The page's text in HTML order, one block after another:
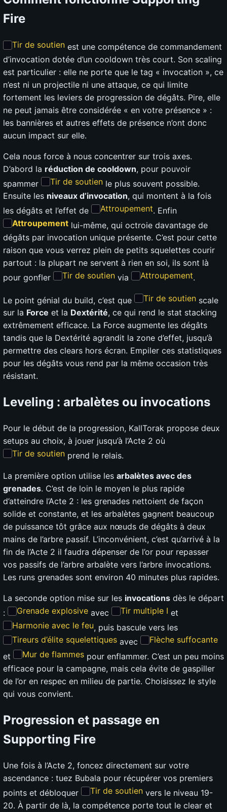
Fire
Tir de soutien est une compétence de commandement
d’invocation dotée d’un cooldown très court. Son scaling
est particulier : elle ne porte que le tag « invocation », ce
n’est ni un projectile ni une attaque, ce qui limite
fortement les leviers de progression de dégâts. Pire, elle
ne peut jamais être considérée « en votre présence » :
les bannières et autres effets de présence n’ont donc
aucun impact sur elle.
Cela nous force à nous concentrer sur trois axes.
D’abord la réduction de cooldown, pour pouvoir
spammer
Tir de soutien le plus souvent possible.
Ensuite les niveaux d’invocation, qui montent à la fois
les dégâts et l’effet de
Attroupement. Enfin
Attroupement lui-même, qui octroie davantage de
dégâts par invocation unique présente. C’est pour cette
raison que vous verrez plein de petits squelettes courir
partout : la plupart ne servent à rien en soi, ils sont là
pour gonfler
Tir de soutien via Attroupement.
Le point génial du build, c’est que Tir de soutien scale
sur la Force et la Dextérité, ce qui rend le stat stacking
extrêmement efficace. La Force augmente les dégâts
tandis que la Dextérité agrandit la zone d’effet, jusqu’à
permettre des clears hors écran. Empiler ces statistiques
pour les dégâts vous rend par la même occasion très
résistant.
Leveling : arbalètes ou invocations
Pour le début de la progression, KallTorak propose deux
setups au choix, à jouer jusqu’à l’Acte 2 où
Tir de soutien prend le relais.
La première option utilise les arbalètes avec des
grenades. C’est de loin le moyen le plus rapide
d’atteindre l’Acte 2 : les grenades nettoient de façon
solide et constante, et les arbalètes gagnent beaucoup
de puissance tôt grâce aux nœuds de dégâts à deux
mains de l’arbre passif. L’inconvénient, c’est qu’arrivé à la
fin de l’Acte 2 il faudra dépenser de l’or pour repasser
vos passifs de l’arbre arbalète vers l’arbre invocations.
Les runs grenades sont environ 40 minutes plus rapides.
La seconde option mise sur les invocations dès le départ
:
Grenade explosive avec Tir multiple I et
Harmonie avec le feu, puis bascule vers les
Tireurs d’élite squelettiques avec
Flèche suffocante
et
Mur de flammes pour enflammer. C’est un peu moins
efficace pour la campagne, mais cela évite de gaspiller
de l’or en respec en milieu de partie. Choisissez le style
qui vous convient.
Progression et passage en
Supporting Fire
Une fois à l’Acte 2, foncez directement sur votre
ascendance : tuez Bubala pour récupérer vos premiers
points et débloquer
Tir de soutien vers le niveau 19-
20. À partir de là, la compétence porte tout le clear et